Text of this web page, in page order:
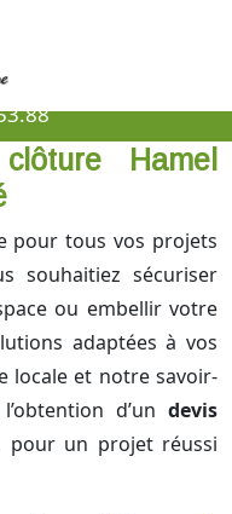
Hamel
pour tous vos projets
souhaitiez sécuriser
ou embellir votre
adaptées à vos
locale et notre savoir-
d’un devis
pour un projet réussi